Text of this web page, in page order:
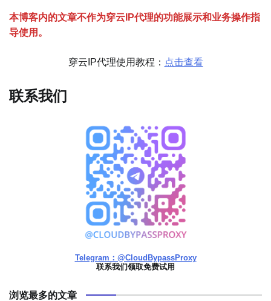
本博客内的文章不作为穿云 P代理的功能展示和业务操作指
导使用。
穿云IP代理使用教程： 点击查看
联系我们
Telegram：@CloudBypassProxy
联系我们领取免费试用
浏览最多的文章